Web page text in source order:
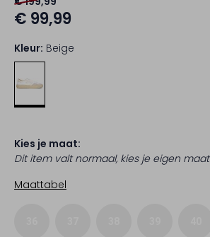
€ 99,99
Kleur: Beige
Kies je maat:
Dit item valt normaal, kies je eigen maat
Maattabel